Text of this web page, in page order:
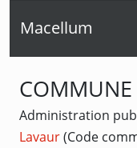
Macellum
COMMUNE
Administration
Lavaur(Code